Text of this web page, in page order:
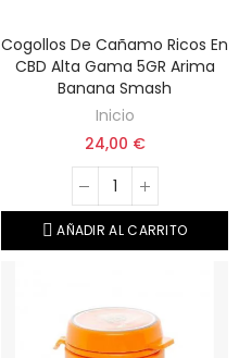
Cogollos De Cañamo Ricos En
CBD Alta Gama 5GR Arima
Banana Smash
Inicio
24,00 €
AÑADIR AL CARRITO